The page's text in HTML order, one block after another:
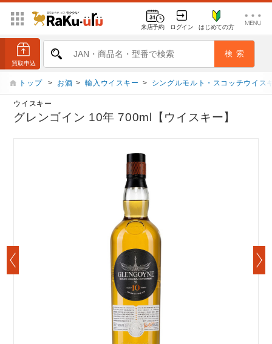
来店予約 ログイン はじめての方
トップ > お酒 > 輸入ウイスキー > シングルモルト・スコッチウイス
ウイスキー
グレンゴイン 10年 700ml【ウイスキー】